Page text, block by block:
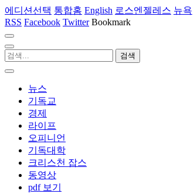
에디션선택 통합홈 English 로스엔젤레스 뉴욕
RSS Facebook Twitter Bookmark
뉴스
기독교
경제
라이프
오피니언
기독대학
크리스천 잡스
동영상
pdf 보기